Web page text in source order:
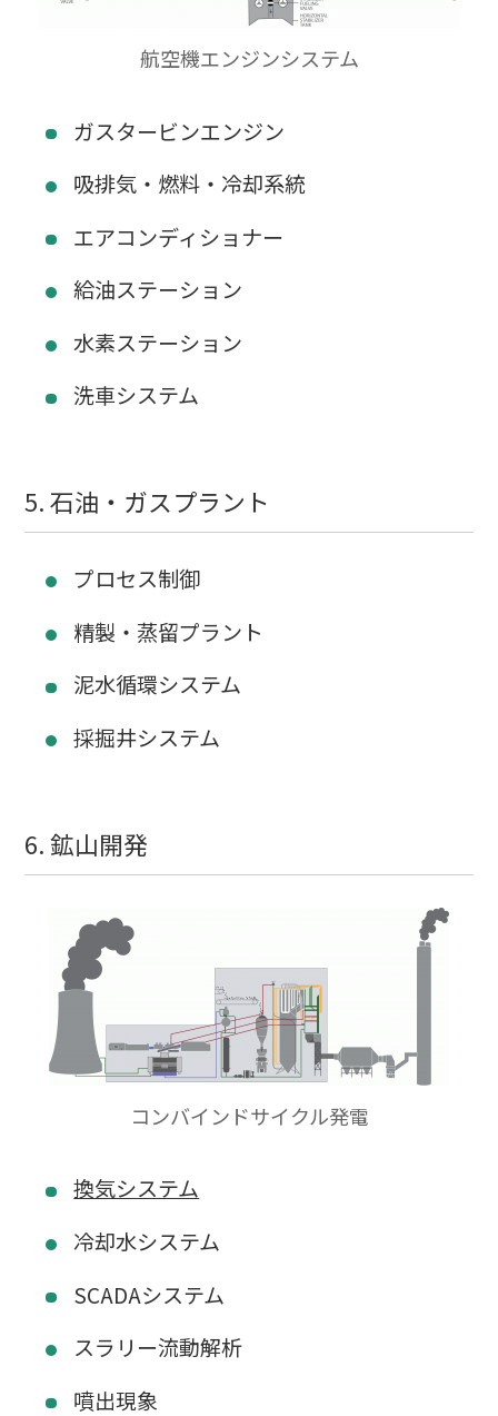
航空機エンジンシステム
ガスタービンエンジン
吸排気・燃料・冷却系統
エアコンディショナー
給油ステーション
水素ステーション
洗車システム
5. 石油・ガスプラント
プロセス制御
精製・蒸留プラント
泥水循環システム
採掘井システム
6. 鉱山開発
コンバインドサイクル発電
換気システム
冷却水システム
SCADAシステム
スラリー流動解析
噴出現象